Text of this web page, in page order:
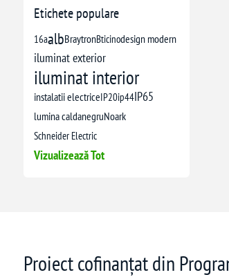
Etichete populare
16aalbBraytronBticinodesign modern
iluminat exterior
iluminat interior
instalatii electriceIP20ip44IP65
lumina caldanegruNoark
Schneider Electric
Vizualizează Tot
Proiect cofinanțat din